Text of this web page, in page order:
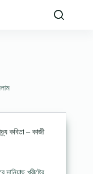
কবিতা – কাজী
খ্রীষ্টের